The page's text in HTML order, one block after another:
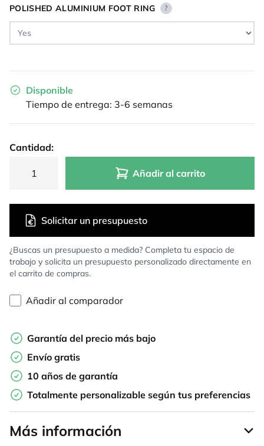
POLISHED ALUMINIUM FOOT RING ?
Disponible
Tiempo de entrega: 3-6 semanas
Cantidad:
Añadir al carrito
¿Buscas un presupuesto a medida? Completa tu espacio de
trabajo y solicita un presupuesto personalizado directamente en
el carrito de compras.
Solicitar un presupuesto
Añadir al comparador
Garantía del precio más bajo
Envío gratis
10 años de garantía
Totalmente personalizable según tus preferencias
Más información